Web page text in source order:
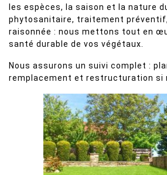
les espèces, la saison et la nature
phytosanitaire, traitement
raisonnée : nous mettons tout en
santé durable de vos végétaux.
Nous assurons un suivi complet :
remplacement et restructuration si